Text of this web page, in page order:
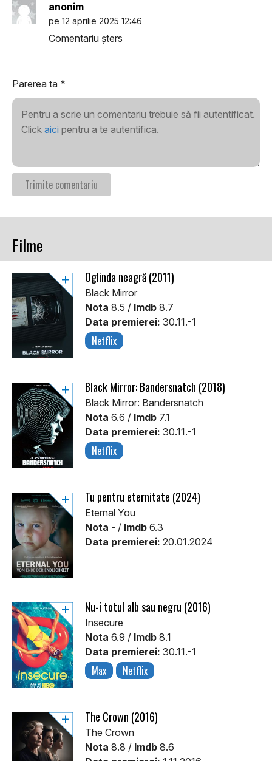
anonim
pe 12 aprilie 2025 12:46
Comentariu șters
Parerea ta *
Pentru a scrie un comentariu trebuie să fii autentificat.
Click aici pentru a te autentifica.
Filme
Oglinda neagră (2011)
Black Mirror
Nota 8.5 / Imdb 8.7
Data premierei: 30.11.-1
Netflix
Black Mirror: Bandersnatch (2018)
Black Mirror: Bandersnatch
Nota 6.6 / Imdb 7.1
Data premierei: 30.11.-1
Netflix
Tu pentru eternitate (2024)
Eternal You
Nota - / Imdb 6.3
Data premierei: 20.01.2024
Nu-i totul alb sau negru (2016)
Insecure
Nota 6.9 / Imdb 8.1
Data premierei: 30.11.-1
Max Netflix
The Crown (2016)
The Crown
Nota 8.8 / Imdb 8.6